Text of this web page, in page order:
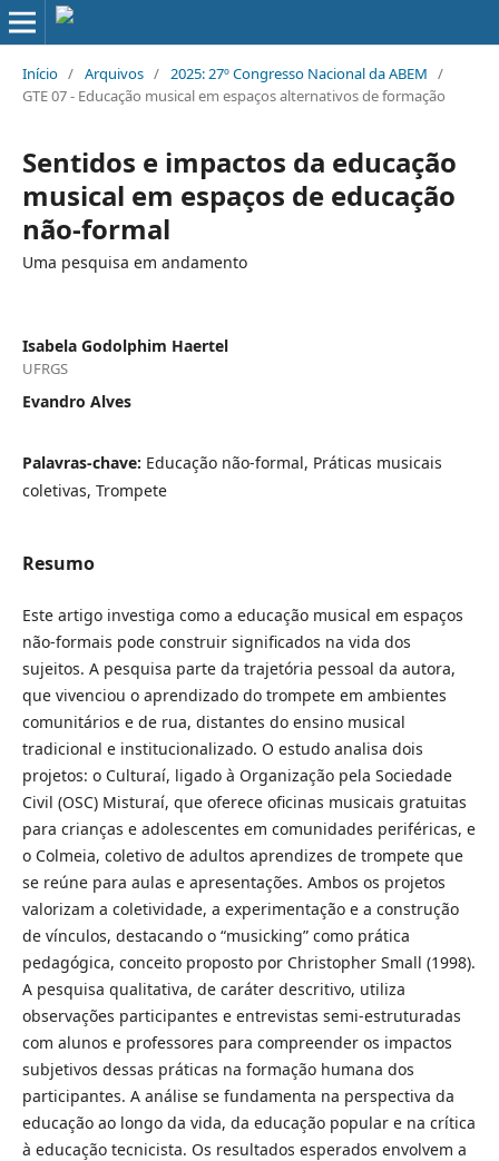
Início / Arquivos / 2025: 27º Congresso Nacional da ABEM /
GTE 07 - Educação musical em espaços alternativos de formação
Sentidos e impactos da educação
musical em espaços de educação
não-formal
Uma pesquisa em andamento
Isabela Godolphim Haertel
UFRGS
Evandro Alves
Palavras-chave: Educação não-formal, Práticas musicais
coletivas, Trompete
Resumo
Este artigo investiga como a educação musical em espaços
não-formais pode construir significados na vida dos
sujeitos. A pesquisa parte da trajetória pessoal da autora,
que vivenciou o aprendizado do trompete em ambientes
comunitários e de rua, distantes do ensino musical
tradicional e institucionalizado. O estudo analisa dois
projetos: o Culturaí, ligado à Organização pela Sociedade
Civil (OSC) Misturaí, que oferece oficinas musicais gratuitas
para crianças e adolescentes em comunidades periféricas, e
o Colmeia, coletivo de adultos aprendizes de trompete que
se reúne para aulas e apresentações. Ambos os projetos
valorizam a coletividade, a experimentação e a construção
de vínculos, destacando o “musicking” como prática
pedagógica, conceito proposto por Christopher Small (1998).
A pesquisa qualitativa, de caráter descritivo, utiliza
observações participantes e entrevistas semi-estruturadas
com alunos e professores para compreender os impactos
subjetivos dessas práticas na formação humana dos
participantes. A análise se fundamenta na perspectiva da
educação ao longo da vida, da educação popular e na crítica
à educação tecnicista. Os resultados esperados envolvem a